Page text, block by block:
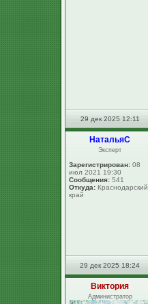
29 дек 2025 12:11
НатальяС
Эксперт
Зарегистрирован: 08
июл 2021 19:30
Сообщения: 541
Откуда: Краснодарский
край
29 дек 2025 18:24
Виктория
Администратор